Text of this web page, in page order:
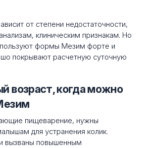
от степени недостаточности,
клиническим признакам. Но
формы Мезим форте и
покрывают расчетную суточную
возраст, когда можно
пищеварение, нужны
для устранения колик.
вызваны повышенным